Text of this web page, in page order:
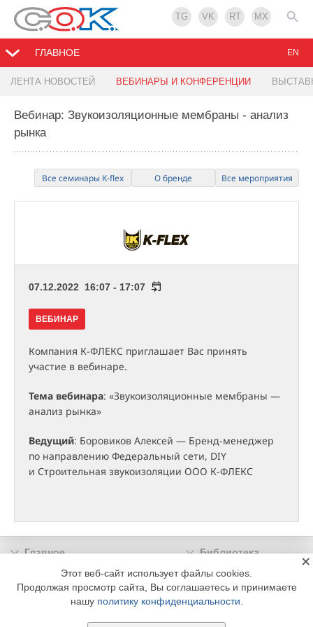
TG VK RT MX
ГЛАВНОЕ
ЛЕНТА НОВОСТЕЙ ВЕБИНАРЫ И КОНФЕРЕНЦИИ
EN
Вебинар: Звукоизоляционные мембраны - анализ
рынка
Все семинары K-flex О бренде Все мероприятия
07.12.2022 16:07 - 17:07
ВЕБИНАР
Компания К-ФЛЕКС приглашает Вас принять
участие в вебинаре.
Тема вебинара: «Звукоизоляционные мембраны —
анализ рынка»
Ведущий: Боровиков Алексей — Бренд-менеджер
по направлению Федеральный сети, DIY
и Строительная звукоизоляции ООО К-ФЛЕКС
Главное
Библиотека
Подписка
Реклама
Информация
© 2002 - 2026 OOO Издательский дом «МЕДИА ТЕХНОЛОДЖИ» +7 (495) 665-00-
Этот веб-сайт использует файлы cookies.
Продолжая просмотр сайта, Вы соглашаетесь и принимаете
нашу политику конфиденциальности
×